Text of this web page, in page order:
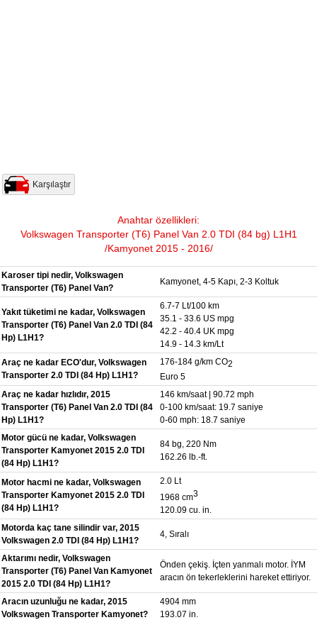
Karşılaştır
Anahtar özellikleri:
Volkswagen Transporter (T6) Panel Van 2.0 TDI (84 bg) L1H1
/Kamyonet 2015 - 2016/
Karoser tipi nedir, Volkswagen
Transporter (T6) Panel Van?
Kamyonet, 4-5 Kapı, 2-3 Koltuk
Yakıt tüketimi ne kadar, Volkswagen
Transporter (T6) Panel Van 2.0 TDI (84
Hp) L1H1?
6.7-7 Lt/100 km
35.1 - 33.6 US mpg
42.2 - 40.4 UK mpg
14.9 - 14.3 km/Lt
Araç ne kadar ECO'dur, Volkswagen
Transporter 2.0 TDI (84 Hp) L1H1?
176-184 g/km CO2
Euro 5
Araç ne kadar hızlıdır, 2015
Transporter (T6) Panel Van 2.0 TDI (84
Hp) L1H1?
146 km/saat | 90.72 mph
0-100 km/saat: 19.7 saniye
0-60 mph: 18.7 saniye
Motor gücü ne kadar, Volkswagen
Transporter Kamyonet 2015 2.0 TDI
(84 Hp) L1H1?
84 bg, 220 Nm
162.26 lb.-ft.
Motor hacmi ne kadar, Volkswagen
Transporter Kamyonet 2015 2.0 TDI
(84 Hp) L1H1?
2.0 Lt
1968 cm3
120.09 cu. in.
Motorda kaç tane silindir var, 2015
Volkswagen 2.0 TDI (84 Hp) L1H1?
4, Sıralı
Aktarımı nedir, Volkswagen
Transporter (T6) Panel Van Kamyonet
2015 2.0 TDI (84 Hp) L1H1?
Önden çekiş. İçten yanmalı motor. İYM
aracın ön tekerleklerini hareket ettiriyor.
Aracın uzunluğu ne kadar, 2015
Volkswagen Transporter Kamyonet?
4904 mm
193.07 in.